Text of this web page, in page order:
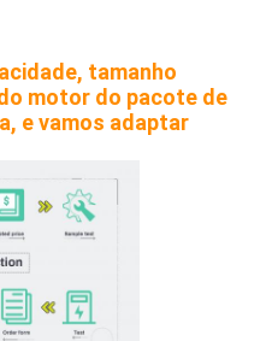
tamanho
motor do pacote de
e vamos adaptar